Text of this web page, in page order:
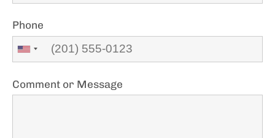
Phone
Comment or Message